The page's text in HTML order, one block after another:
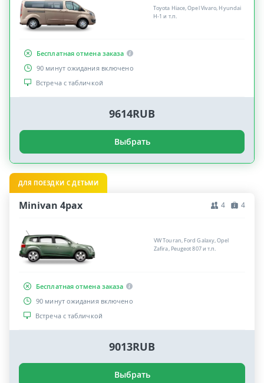
Toyota Hiace, Opel Vivaro, Hyundai
H-1 и т.п.
Бесплатная отмена заказа
90 минут ожидания включено
Встреча с табличкой
9614RUB
Выбрать
ДЛЯ ПОЕЗДКИ С ДЕТЬМИ
Minivan 4pax 4 4
VW Touran, Ford Galaxy, Opel
Zafira, Peugeot 807 и т.п.
Бесплатная отмена заказа
90 минут ожидания включено
Встреча с табличкой
9013RUB
Выбрать